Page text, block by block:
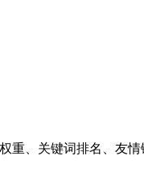
重、关键词排名、友情